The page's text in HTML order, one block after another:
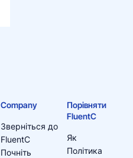
Company
Зверніться до
FluentC
Почніть
Порівняти
FluentC
Як
Політика